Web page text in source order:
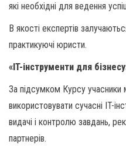
які необхідні для ведення
В якості експертів
практикуючі юристи.
«IT-інструменти для
За підсумком Курсу
використовувати сучасні IT-
видачі і контролю завдань,
партнерів.